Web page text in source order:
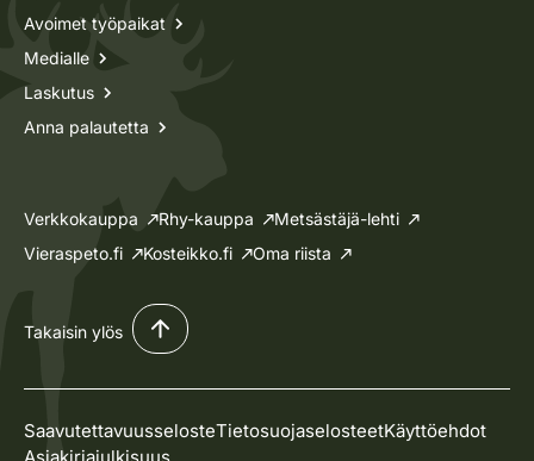
Avoimet työpaikat
Medialle
Laskutus
Anna palautetta
Verkkokauppa Rhy-kauppa
Metsästäjä-lehti
Vieraspeto.fi
Kosteikko.fi Oma riista
Takaisin ylös
SaavutettavuusselosteTietosuojaselosteetKäyttöehdot